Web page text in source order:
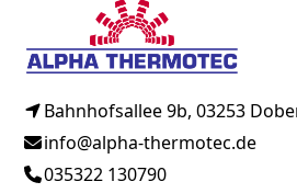
Bahnhofsallee 9b, 03253
info@alpha-thermotec.de
035322 130790